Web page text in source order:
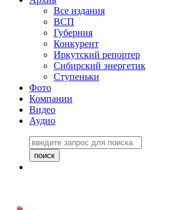
Все издания
ВСП
Губерния
Конкурент
Иркутский репортер
Сибирский энергетик
Ступеньки
Фото
Компании
Видео
Аудио